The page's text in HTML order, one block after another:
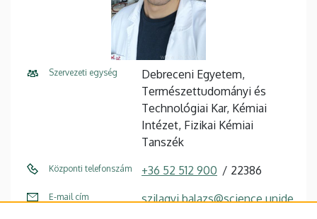
Szervezeti egység
Debreceni Egyetem,
Természettudományi és
Technológiai Kar, Kémiai
Intézet, Fizikai Kémiai
Tanszék
Központi telefonszám +36 52 512 900 22386
E-mail cím
szilagyi.balazs@science.unide